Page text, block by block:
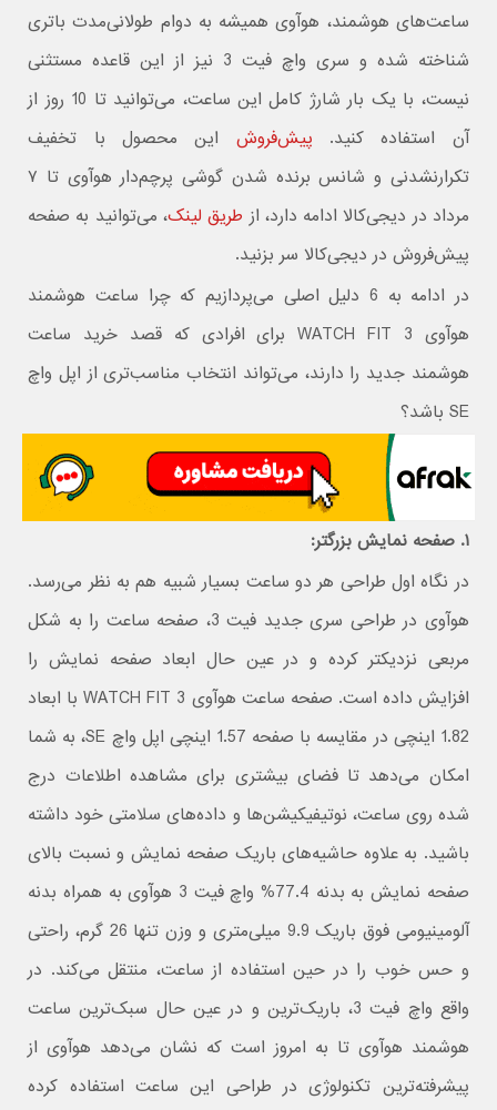
ساعت‌های هوشمند، هوآوی همیشه به دوام طولانی‌مدت باتری
شناخته شده و سری واچ فیت 3 نیز از این قاعده مستثنی
نیست، با یک بار شارژ کامل این ساعت، می‌توانید تا 10 روز از
آن استفاده کنید. پیش‌فروش این محصول با تخفیف
تکرارنشدنی و شانس برنده شدن گوشی پرچم‌دار هوآوی تا ۷
مرداد در دیجی‌کالا ادامه دارد، از طریق لینک، می‌توانید به صفحه
پیش‌فروش در دیجی‌کالا سر بزنید.
در ادامه به 6 دلیل اصلی می‌پردازیم که چرا ساعت هوشمند
هوآوی WATCH FIT 3 برای افرادی که قصد خرید ساعت
هوشمند جدید را دارند، می‌تواند انتخاب مناسب‌تری از اپل واچ
SE باشد؟
۱. صفحه نمایش بزرگتر:
در نگاه اول طراحی هر دو ساعت بسیار شبیه هم به نظر می‌رسد.
هوآوی در طراحی سری جدید فیت 3، صفحه ساعت را به شکل
مربعی نزدیکتر کرده و در عین حال ابعاد صفحه نمایش را
افزایش داده است. صفحه ساعت هوآوی WATCH FIT 3 با ابعاد
1.82 اینچی در مقایسه با صفحه 1.57 اینچی اپل واچ SE، به شما
امکان می‌دهد تا فضای بیشتری برای مشاهده اطلاعات درج
شده روی ساعت، نوتیفیکیشن‌ها و داده‌های سلامتی خود داشته
باشید. به علاوه حاشیه‌های باریک صفحه نمایش و نسبت بالای
صفحه نمایش به بدنه 77.4% واچ فیت 3 هوآوی به همراه بدنه
آلومینیومی فوق باریک 9.9 میلی‌متری و وزن تنها 26 گرم، راحتی
و حس خوب را در حین استفاده از ساعت، منتقل می‌کند. در
واقع واچ فیت 3، باریک‌ترین و در عین حال سبک‌ترین ساعت
هوشمند هوآوی تا به امروز است که نشان می‌دهد هوآوی از
پیشرفته‌ترین تکنولوژی در طراحی این ساعت استفاده کرده